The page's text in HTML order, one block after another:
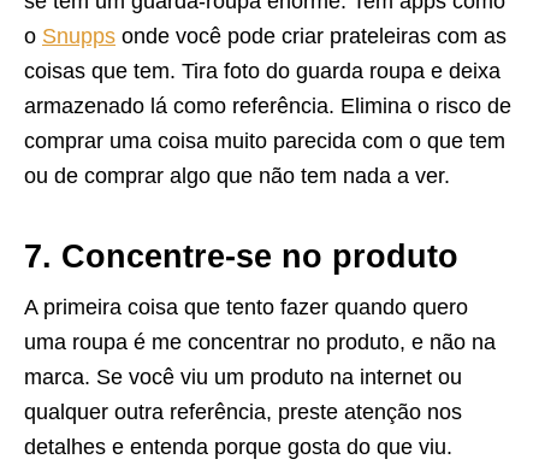
o Snupps onde você pode criar prateleiras com as
coisas que tem. Tira foto do guarda roupa e deixa
armazenado lá como referência. Elimina o risco de
comprar uma coisa muito parecida com o que tem
ou de comprar algo que não tem nada a ver.
7. Concentre-se no produto
A primeira coisa que tento fazer quando quero
uma roupa é me concentrar no produto, e não na
marca. Se você viu um produto na internet ou
qualquer outra referência, preste atenção nos
detalhes e entenda porque gosta do que viu.